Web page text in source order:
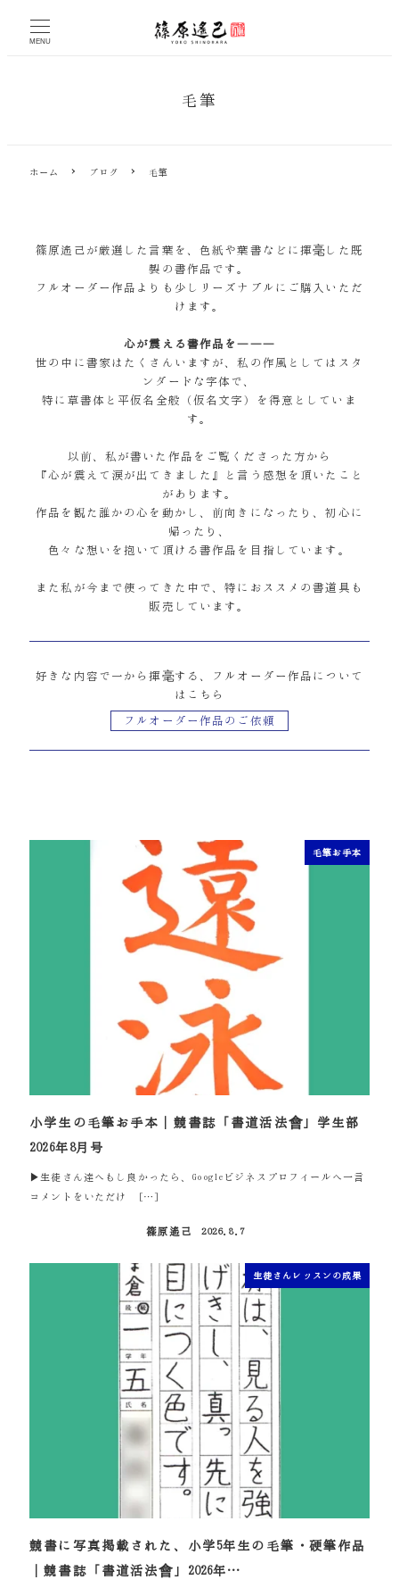
MENU
毛筆
ホーム ブログ 毛筆
篠原遙己が厳選した言葉を、色紙や葉書などに揮毫した既
製の書作品です。
フルオーダー作品よりも少しリーズナブルにご購入いただ
けます。
心が震える書作品を―――
世の中に書家はたくさんいますが、私の作風としてはスタ
ンダードな字体で、
特に草書体と平仮名全般（仮名文字）を得意としていま
す。
以前、私が書いた作品をご覧くださった方から
『心が震えて涙が出てきました』と言う感想を頂いたこと
があります。
作品を観た誰かの心を動かし、前向きになったり、初心に
帰ったり、
色々な想いを抱いて頂ける書作品を目指しています。
また私が今まで使ってきた中で、特におススメの書道具も
販売しています。
好きな内容で一から揮毫する、フルオーダー作品について
はこちら
フルオーダー作品のご依頼
毛筆お手本
小学生の毛筆お手本｜競書誌「書道活法會」学生部
2026年8月号
▶生徒さん達へもし良かったら、Googleビジネスプロフィールへ一言
コメントをいただけ […]
篠原遙己
2026.8.7
生徒さんレッスンの成果
競書に写真掲載された、小学5年生の毛筆・硬筆作品
｜競書誌「書道活法會」2026年…